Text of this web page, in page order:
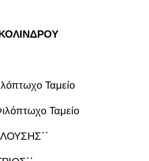
Ταμείο
Ταμείο